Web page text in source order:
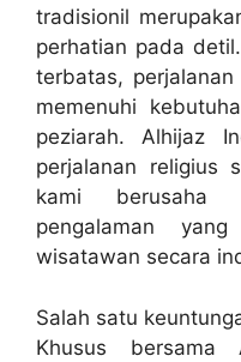
tradisionil
perhatian pada
terbatas,
memenuhi
peziarah. Alhijaz
perjalanan religius
kami berusaha
pengalaman
wisatawan secara
Salah satu
Khusus bersama